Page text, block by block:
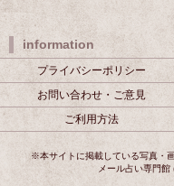
information
プライバシーポリシー
お問い合わせ・ご意見
ご利用方法
※本サイトに掲載している写真・
メール占い専門